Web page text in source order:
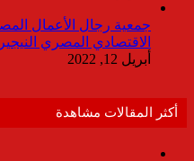
جمعية رجال الأعمال
الاقتصادي المصري
أبريل 12, 2022
أكثر المقالات مشاهدة